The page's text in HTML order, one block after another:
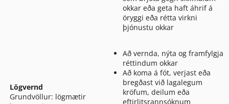
okkar eða geta haft áhrif á
öryggi eða rétta virkni
þjónustu okkar
Lögvernd
Grundvöllur: lögmætir
Að vernda, nýta og framfylgja
réttindum okkar
Að koma á fót, verjast eða
bregðast við lagalegum
kröfum, deilum eða
eftirlitsrannsóknum